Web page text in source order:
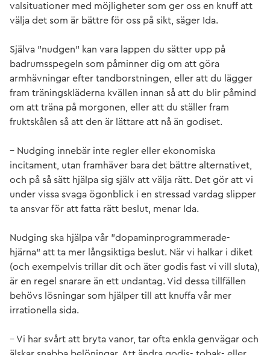
valsituationer med möjligheter som ger oss en knuff att
välja det som är bättre för oss på sikt, säger Ida.
Själva ”nudgen” kan vara lappen du sätter upp på
badrumsspegeln som påminner dig om att göra
armhävningar efter tandborstningen, eller att du lägger
fram träningskläderna kvällen innan så att du blir påmind
om att träna på morgonen, eller att du ställer fram
fruktskålen så att den är lättare att nå än godiset.
– Nudging innebär inte regler eller ekonomiska
incitament, utan framhäver bara det bättre alternativet,
och på så sätt hjälpa sig själv att välja rätt. Det gör att vi
under vissa svaga ögonblick i en stressad vardag slipper
ta ansvar för att fatta rätt beslut, menar Ida.
Nudging ska hjälpa vår ”dopaminprogrammerade-
hjärna” att ta mer långsiktiga beslut. När vi halkar i diket
(och exempelvis trillar dit och äter godis fast vi vill sluta),
är en regel snarare än ett undantag. Vid dessa tillfällen
behövs lösningar som hjälper till att knuffa vår mer
irrationella sida.
– Vi har svårt att bryta vanor, tar ofta enkla genvägar och